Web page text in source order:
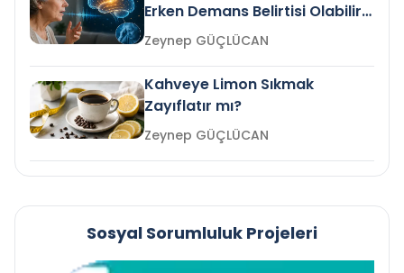
Erken Demans Belirtisi Olabilir
mi?
Zeynep GÜÇLÜCAN
Kahveye Limon Sıkmak
Zayıflatır mı?
Zeynep GÜÇLÜCAN
Sosyal Sorumluluk Projeleri